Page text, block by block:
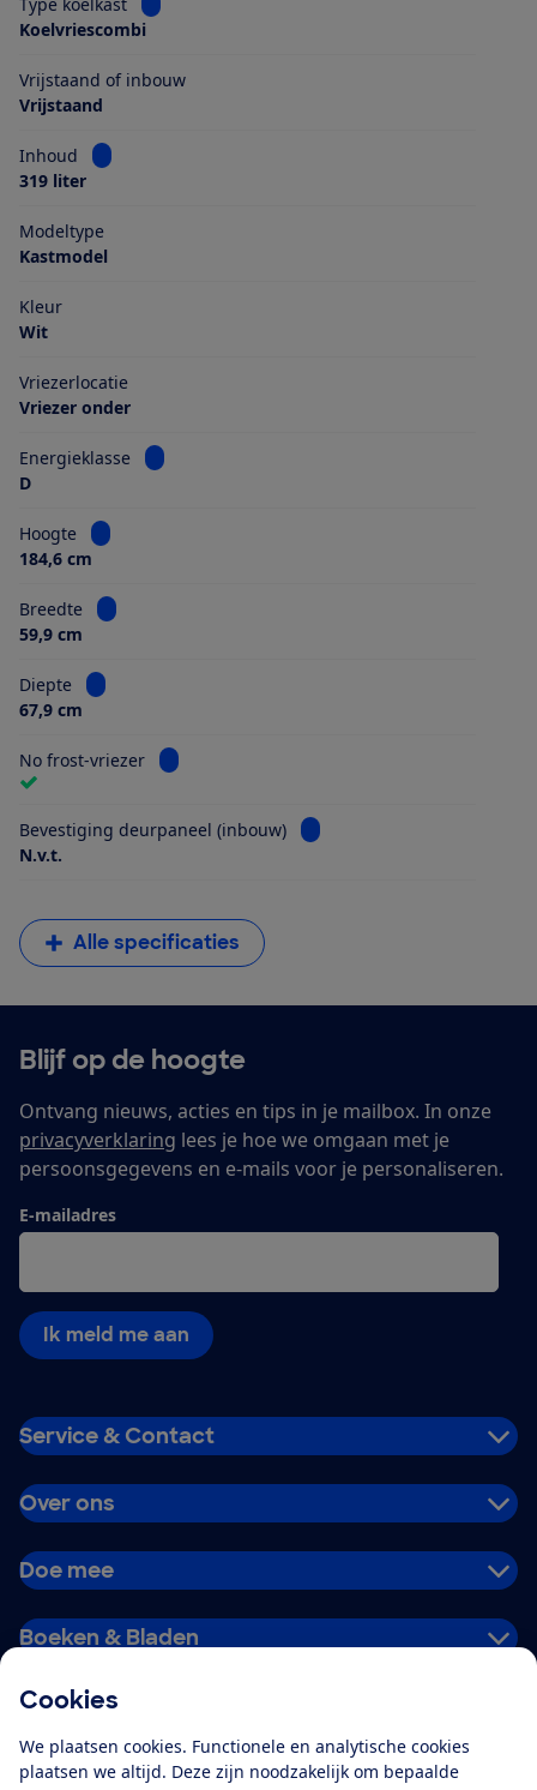
Cookies
We plaatsen cookies. Functionele en analytische cookies
plaatsen we altijd. Deze zijn noodzakelijk om bepaalde
Koelvriescombi
Vrijstaand of inbouw
Vrijstaand
Inhoud
Bekijk informatie voor Inhoud
319 liter
Modeltype
Kastmodel
Kleur
Wit
Vriezerlocatie
Vriezer onder
Energieklasse
Bekijk informatie voor Energieklasse
D
Hoogte
Bekijk informatie voor Hoogte
184,6 cm
Breedte
Bekijk informatie voor Breedte
59,9 cm
Diepte
Bekijk informatie voor Diepte
67,9 cm
No frost-vriezer Bekijk informatie voor No frost-vriezer
Bevestiging deurpaneel (inbouw)
Bekijk informatie voor
N.v.t.
Alle specificaties
Blijf op de hoogte
Ontvang nieuws, acties en tips in je mailbox. In onze
privacyverklaring lees je hoe we omgaan met je
persoonsgegevens en e-mails voor je personaliseren.
E-mailadres
Ik meld me aan
Service & Contact
Over ons
Doe mee
Boeken & Bladen